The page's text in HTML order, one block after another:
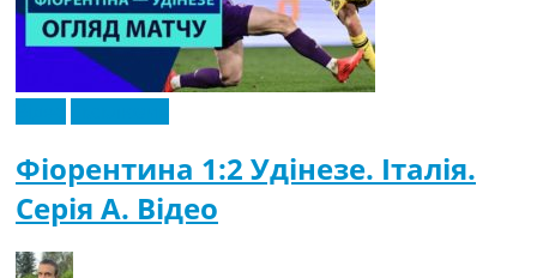
Фіорентина 1:2 Удінезе. Італія.
Серія A. Відео